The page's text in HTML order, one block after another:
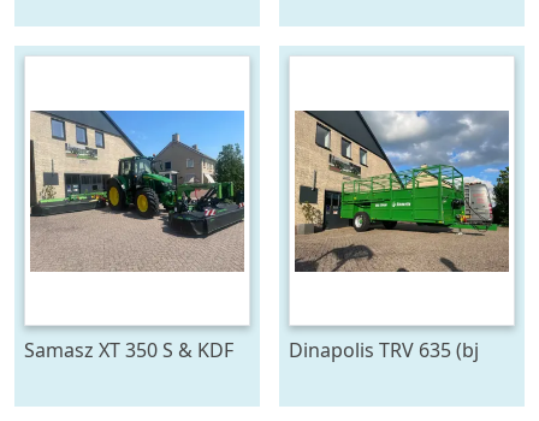
Samasz XT 350 S & KDF
Dinapolis TRV 635 (bj